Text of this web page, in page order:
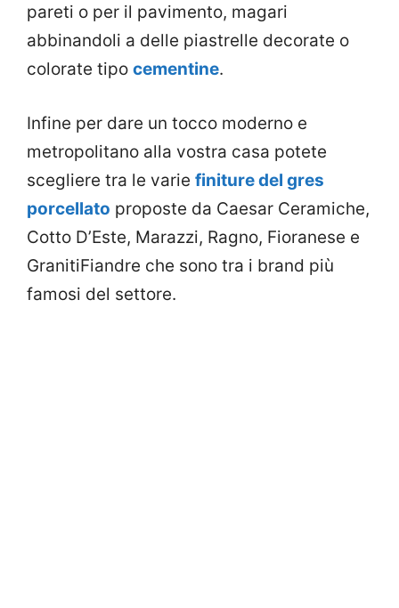
pareti o per il pavimento, magari
abbinandoli a delle piastrelle decorate o
colorate tipo cementine.
Infine per dare un tocco moderno e
metropolitano alla vostra casa potete
scegliere tra le varie finiture del gres
porcellato proposte da Caesar Ceramiche,
Cotto D’Este, Marazzi, Ragno, Fioranese e
GranitiFiandre che sono tra i brand più
famosi del settore.